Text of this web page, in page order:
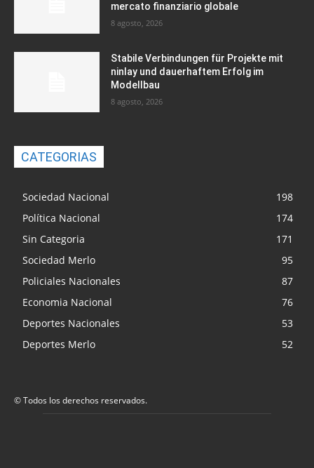
mercato finanziario globale
8 agosto, 2026
Stabile Verbindungen für Projekte mit
ninlay und dauerhaftem Erfolg im
Modellbau
8 agosto, 2026
CATEGORIAS
Sociedad Nacional
198
Política Nacional
174
Sin Categoria
171
Sociedad Merlo
95
Policiales Nacionales
87
Economia Nacional
76
Deportes Nacionales
53
Deportes Merlo
52
© Todos los derechos reservados.